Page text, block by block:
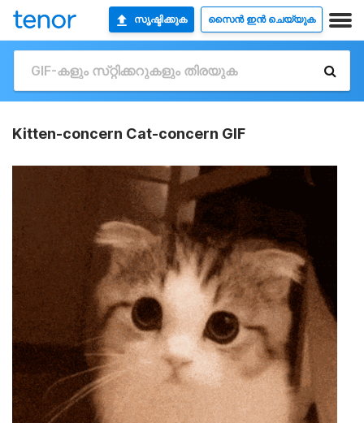
സൃഷ്ടിക്കുക സൈൻ ഇൻ ചെയ്യുക
Kitten-concern Cat-concern GIF